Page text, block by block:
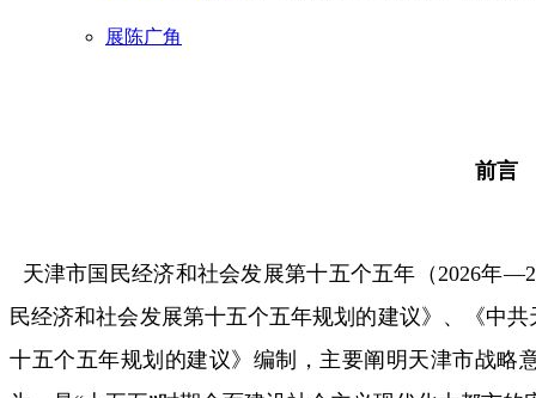
展陈广角
前言
天津市国民经济和社会发展第十五个五年（2026年
民经济和社会发展第十五个五年规划的建议》、《中
十五个五年规划的建议》编制，主要阐明天津市战略